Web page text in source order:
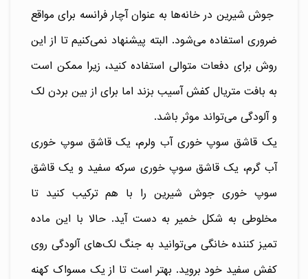
جوش شیرین در خانه‌ها به عنوان آچار فرانسه برای مواقع
ضروری استفاده می‌شود. البته پیشنهاد نمی‌کنیم تا از این
روش برای دفعات متوالی استفاده کنید، زیرا ممکن است
به بافت متریال کفش آسیب بزند اما برای از بین بردن لک
و آلودگی می‌تواند موثر باشد.
یک قاشق سوپ خوری آب ولرم، یک قاشق سوپ خوری
آب گرم، یک قاشق سوپ خوری سرکه سفید و یک قاشق
سوپ خوری جوش شیرین را با هم ترکیب کنید تا
مخلوطی به شکل خمیر به دست آید. حالا با این ماده
تمیز کننده خانگی می‌توانید به جنگ لک‌های آلودگی روی
کفش سفید خود بروید. بهتر است تا از یک مسواک کهنه